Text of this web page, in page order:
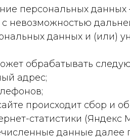
персональных
с невозможностью
данных и (или)
обрабатывать
адрес;
происходит сбор и
статистики (Яндекс
данные далее